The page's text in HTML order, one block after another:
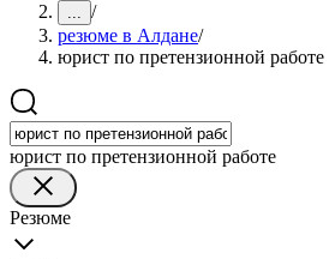
... /
резюме в Алдане/
юрист по претензионной работе
юрист по претензионной работе
Резюме